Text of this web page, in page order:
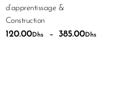
est : 79.00Dhs.
d’apprentissage &
Construction
120.00Dhs – 385.00Dhs